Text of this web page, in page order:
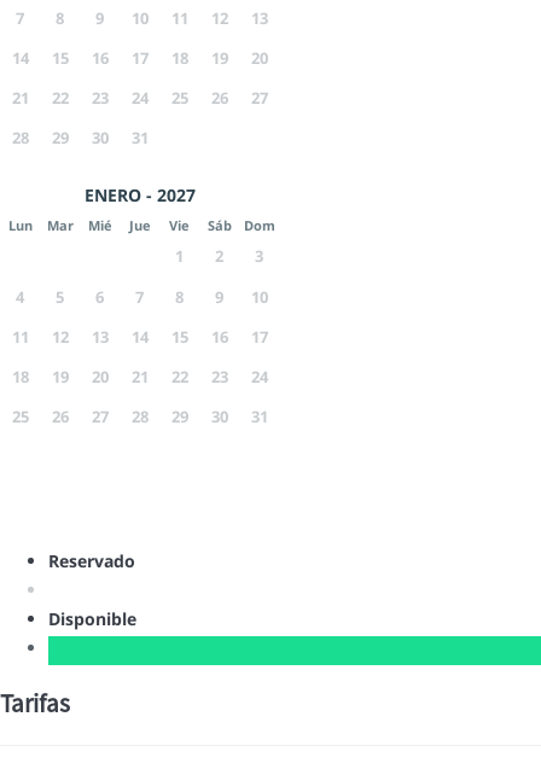
7
8 9 10 11 12
13
14
15 16 17 18 19
20
21
22 23 24 25 26
27
28
29 30 31
ENERO - 2027
Lun Mar Mié Jue Vie Sáb Dom
1 2
3
4
5 6 7 8 9
10
11
12 13 14 15 16
17
18
19 20 21 22 23
24
25
26 27 28 29 30 31
Reservado
Disponible
Tarifas